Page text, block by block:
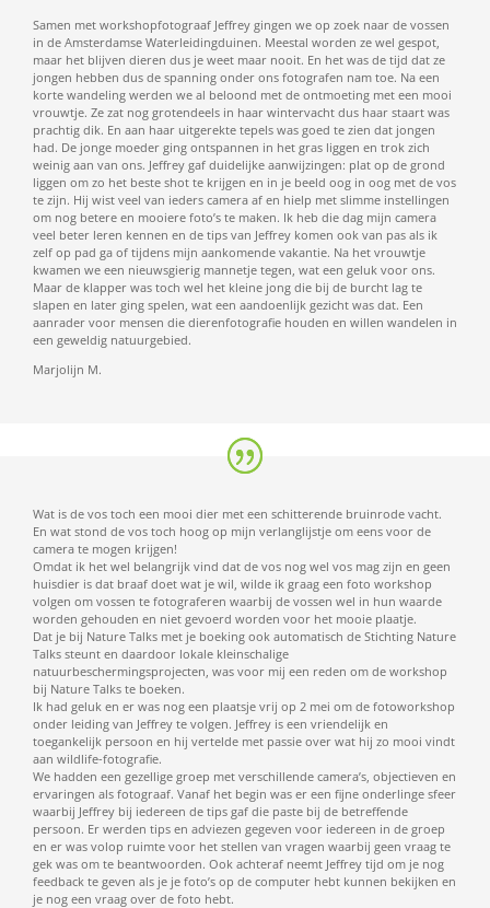
Samen met workshopfotograaf Jeffrey gingen we op zoek naar de vossen
in de Amsterdamse Waterleidingduinen. Meestal worden ze wel gespot,
maar het blijven dieren dus je weet maar nooit. En het was de tijd dat ze
jongen hebben dus de spanning onder ons fotografen nam toe. Na een
korte wandeling werden we al beloond met de ontmoeting met een mooi
vrouwtje. Ze zat nog grotendeels in haar wintervacht dus haar staart was
prachtig dik. En aan haar uitgerekte tepels was goed te zien dat jongen
had. De jonge moeder ging ontspannen in het gras liggen en trok zich
weinig aan van ons. Jeffrey gaf duidelijke aanwijzingen: plat op de grond
liggen om zo het beste shot te krijgen en in je beeld oog in oog met de vos
te zijn. Hij wist veel van ieders camera af en hielp met slimme instellingen
om nog betere en mooiere foto’s te maken. Ik heb die dag mijn camera
veel beter leren kennen en de tips van Jeffrey komen ook van pas als ik
zelf op pad ga of tijdens mijn aankomende vakantie. Na het vrouwtje
kwamen we een nieuwsgierig mannetje tegen, wat een geluk voor ons.
Maar de klapper was toch wel het kleine jong die bij de burcht lag te
slapen en later ging spelen, wat een aandoenlijk gezicht was dat. Een
aanrader voor mensen die dierenfotografie houden en willen wandelen in
een geweldig natuurgebied.
Marjolijn M.
Wat is de vos toch een mooi dier met een schitterende bruinrode vacht.
En wat stond de vos toch hoog op mijn verlanglijstje om eens voor de
camera te mogen krijgen!
Omdat ik het wel belangrijk vind dat de vos nog wel vos mag zijn en geen
huisdier is dat braaf doet wat je wil, wilde ik graag een foto workshop
volgen om vossen te fotograferen waarbij de vossen wel in hun waarde
worden gehouden en niet gevoerd worden voor het mooie plaatje.
Dat je bij Nature Talks met je boeking ook automatisch de Stichting Nature
Talks steunt en daardoor lokale kleinschalige
natuurbeschermingsprojecten, was voor mij een reden om de workshop
bij Nature Talks te boeken.
Ik had geluk en er was nog een plaatsje vrij op 2 mei om de fotoworkshop
onder leiding van Jeffrey te volgen. Jeffrey is een vriendelijk en
toegankelijk persoon en hij vertelde met passie over wat hij zo mooi vindt
aan wildlife-fotografie.
We hadden een gezellige groep met verschillende camera’s, objectieven en
ervaringen als fotograaf. Vanaf het begin was er een fijne onderlinge sfeer
waarbij Jeffrey bij iedereen de tips gaf die paste bij de betreffende
persoon. Er werden tips en adviezen gegeven voor iedereen in de groep
en er was volop ruimte voor het stellen van vragen waarbij geen vraag te
gek was om te beantwoorden. Ook achteraf neemt Jeffrey tijd om je nog
feedback te geven als je je foto’s op de computer hebt kunnen bekijken en
je nog een vraag over de foto hebt.